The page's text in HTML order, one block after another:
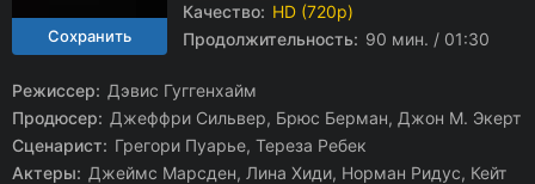
Качество: HD (720p)
Продолжительность: 90 мин. / 01:30
Режиссер: Дэвис Гуггенхайм
Продюсер: Джеффри Сильвер, Брюс Берман, Джон М. Экерт
Сценарист: Грегори Пуарье, Тереза Ребек
Актеры: Джеймс Марсден, Лина Хиди, Норман Ридус, Кейт